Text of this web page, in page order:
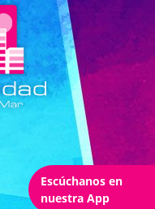
Escúchanos en
nuestra App